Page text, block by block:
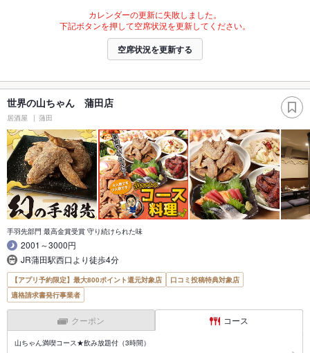
カレンダーの更新に失敗しました。
下記ボタンを押して空席状況を更新してください。
空席状況を更新する
世界の山ちゃん 蒲田店
居酒屋 蒲田
手羽先部門 最高金賞受賞 守り続けられた味
2001～3000円
JR蒲田駅西口より徒歩4分
【アプリ予約限定】最大800ポイント還元対象店
口コミ投稿特典対象店
適格請求書発行事業者
クーポン コース
山ちゃん満喫コース★飲み放題付（3時間）